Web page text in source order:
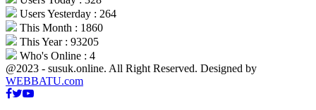
Users Yesterday : 264
This Month : 1860
This Year : 93205
Who's Online : 4
@2023 - susuk.online. All Right Reserved. Designed by
WEBBATU.com
Facebook
Twitter
Youtube